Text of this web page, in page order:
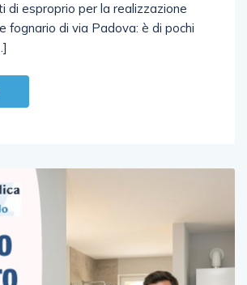
fognario di via Padova: è di pochi